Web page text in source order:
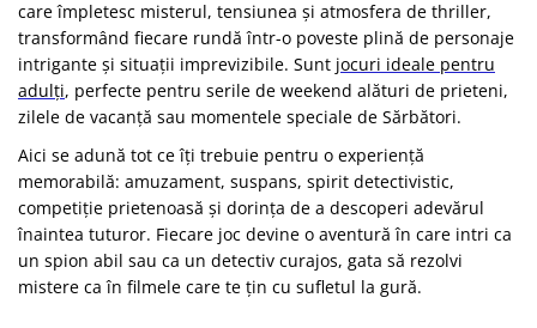
Jocuri cooperative
Carti de joc
Jocuri de masa
Jocuri de societate in limba
Vezi toate jocurile de societate
care împletesc misterul, tensiunea și atmosfera de thriller,
transformând fiecare rundă într-o poveste plină de personaje
intrigante și situații imprevizibile. Sunt jocuri ideale pentru
adulți, perfecte pentru serile de weekend alături de prieteni,
zilele de vacanță sau momentele speciale de Sărbători.
Aici se adună tot ce îți trebuie pentru o experiență
memorabilă: amuzament, suspans, spirit detectivistic,
competiție prietenoasă și dorința de a descoperi adevărul
înaintea tuturor. Fiecare joc devine o aventură în care intri ca
un spion abil sau ca un detectiv curajos, gata să rezolvi
mistere ca în filmele care te țin cu sufletul la gură.